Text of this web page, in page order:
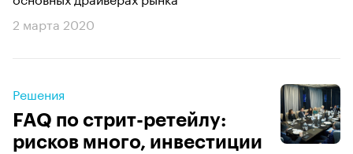
2 марта 2020
Решения
FAQ по стрит-ретейлу:
рисков много, инвестиции